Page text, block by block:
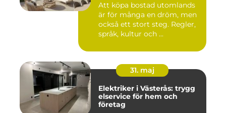
Att köpa bostad utomlands
är för många en dröm, men
också ett stort steg. Regler,
språk, kultur och ...
31. maj
Elektriker i Västerås: trygg
elservice för hem och
företag